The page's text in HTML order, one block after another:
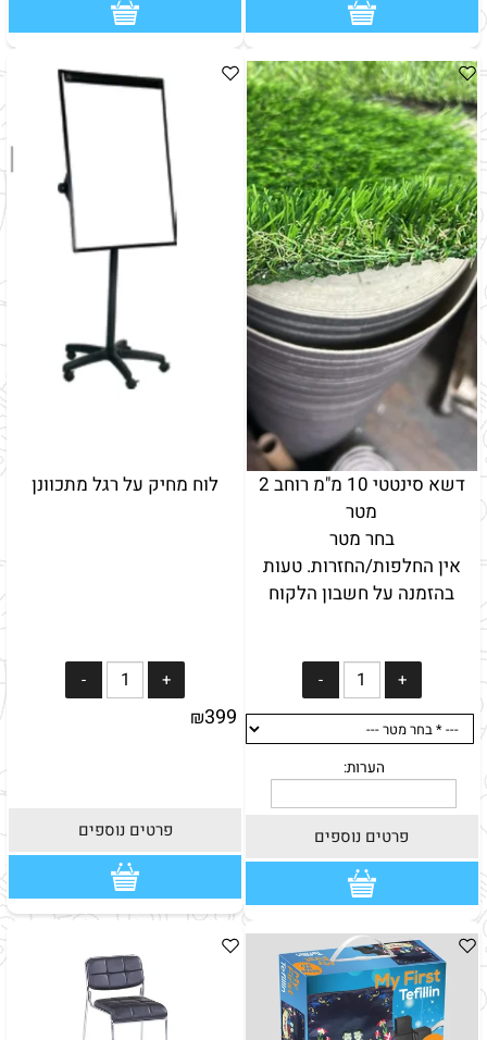
דשא סינטטי 10 מ"מ רוחב 2
מטר
בחר מטר
אין החלפות/החזרות. טעות
בהזמנה על חשבון הלקוח
פרטים נוספים
לוח מחיק על רגל מתכוונן
₪399
פרטים נוספים